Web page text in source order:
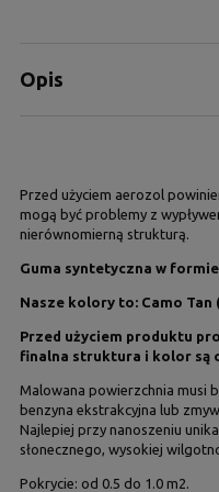
Opis
Przed użyciem aerozol
mogą być problemy z
nierównomierną strukturą.
Guma syntetyczna w
Nasze kolory to: Camo Tan
Przed użyciem produktu
finalna struktura i kolor są
Malowana powierzchnia musi
benzyna ekstrakcyjna lub
Najlepiej przy nanoszeniu
słonecznego, wysokiej
Pokrycie: od 0.5 do 1.0 m2.